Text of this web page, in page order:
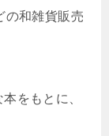
の和雑貨販売
をもとに、